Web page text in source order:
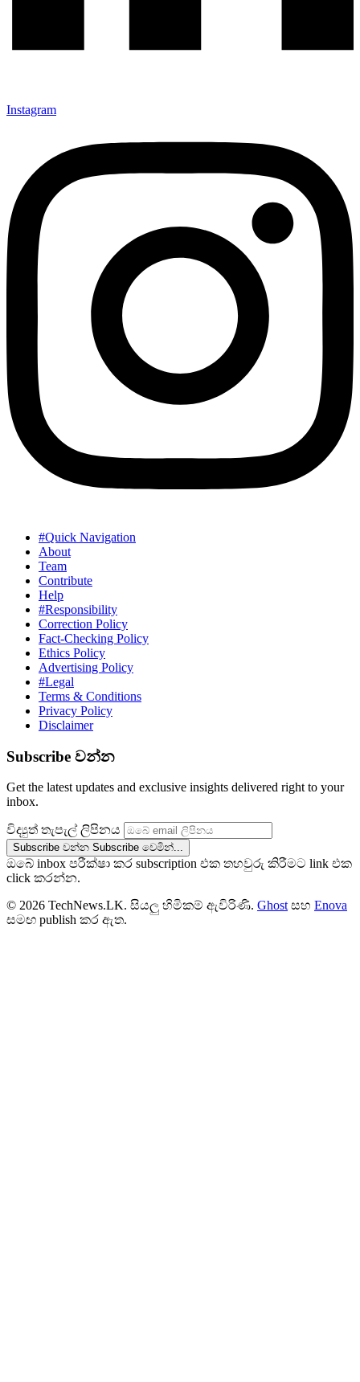
Instagram
#Quick Navigation
About
Team
Contribute
Help
#Responsibility
Correction Policy
Fact-Checking Policy
Ethics Policy
Advertising Policy
#Legal
Terms & Conditions
Privacy Policy
Disclaimer
Subscribe වන්න
Get the latest updates and exclusive insights delivered right to your
inbox.
විද්‍යුත් තැපැල් ලිපිනය
Subscribe වන්න Subscribe වෙමින්...
ඔබේ inbox පරීක්ෂා කර subscription එක තහවුරු කිරීමට link එක
click කරන්න.
© 2026 TechNews.LK. සියලු හිමිකම් ඇවිරිණි. Ghost සහ Enova
සමඟ publish කර ඇත.